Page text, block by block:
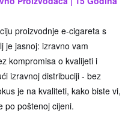
proizvodnje e-cigareta s
je jasnoj: izravno vam
kompromisa o kvalijeti i
izravnoj distribuciji - bez
je na kvaliteti, kako biste vi,
po poštenoj cijeni.